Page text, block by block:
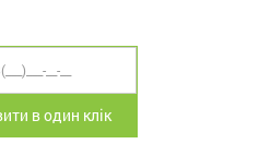
в один клік